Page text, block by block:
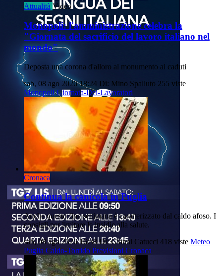
Attualità Video
Monopoli: l'amministrazione celebra la
"Giornata del sacrificio del lavoro italiano nel
mondo"
Deposta una corona d'alloro al monumento ai caduti
sab, 08 ago 2026 18:24 Di: Mino Spalluto 255 viste
Monopoli Giornata-Dei-Lavoratori
Cronaca
Continua la canicola in Puglia
Anche questo fine settimana è caratterizzato dal caldo afoso. I
consigli per limitare le insidie alla salute.
sab, 08 ago 2026 16:38 Di: Gianni Catucci 418 viste Meteo
Puglia Caldo-Torrido Previsioni Cronaca